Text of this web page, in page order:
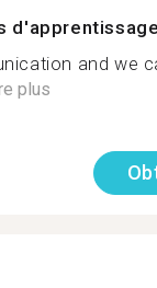
d'apprentissage
and we
plus